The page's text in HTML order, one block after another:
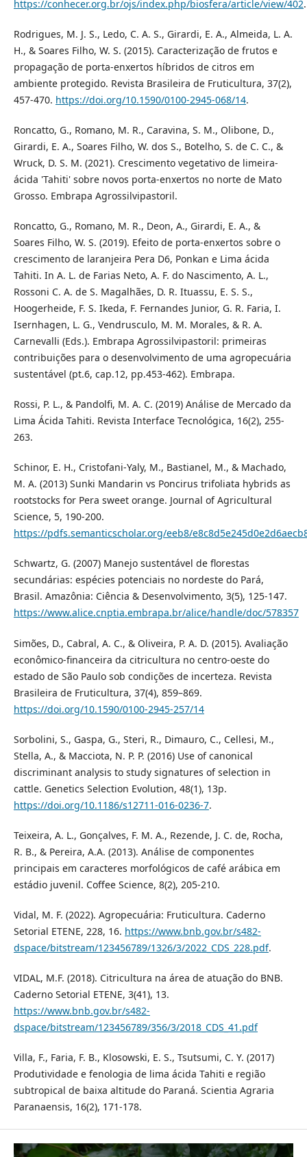
https://conhecer.org.br/ojs/index.php/biosfera/article/view/402.
Rodrigues, M. J. S., Ledo, C. A. S., Girardi, E. A., Almeida, L. A.
H., & Soares Filho, W. S. (2015). Caracterização de frutos e
propagação de porta-enxertos híbridos de citros em
ambiente protegido. Revista Brasileira de Fruticultura, 37(2),
457-470. https://doi.org/10.1590/0100-2945-068/14.
Roncatto, G., Romano, M. R., Caravina, S. M., Olibone, D.,
Girardi, E. A., Soares Filho, W. dos S., Botelho, S. de C. C., &
Wruck, D. S. M. (2021). Crescimento vegetativo de limeira-
ácida 'Tahiti' sobre novos porta-enxertos no norte de Mato
Grosso. Embrapa Agrossilvipastoril.
Roncatto, G., Romano, M. R., Deon, A., Girardi, E. A., &
Soares Filho, W. S. (2019). Efeito de porta-enxertos sobre o
crescimento de laranjeira Pera D6, Ponkan e Lima ácida
Tahiti. In A. L. de Farias Neto, A. F. do Nascimento, A. L.,
Rossoni C. A. de S. Magalhães, D. R. Ituassu, E. S. S.,
Hoogerheide, F. S. Ikeda, F. Fernandes Junior, G. R. Faria, I.
Isernhagen, L. G., Vendrusculo, M. M. Morales, & R. A.
Carnevalli (Eds.). Embrapa Agrossilvipastoril: primeiras
contribuições para o desenvolvimento de uma agropecuária
sustentável (pt.6, cap.12, pp.453-462). Embrapa.
Rossi, P. L., & Pandolfi, M. A. C. (2019) Análise de Mercado da
Lima Ácida Tahiti. Revista Interface Tecnológica, 16(2), 255-
263.
Schinor, E. H., Cristofani-Yaly, M., Bastianel, M., & Machado,
M. A. (2013) Sunki Mandarin vs Poncirus trifoliata hybrids as
rootstocks for Pera sweet orange. Journal of Agricultural
Science, 5, 190-200.
https://pdfs.semanticscholar.org/eeb8/
Schwartz, G. (2007) Manejo sustentável de florestas
secundárias: espécies potenciais no nordeste do Pará,
Brasil. Amazônia: Ciência & Desenvolvimento, 3(5), 125-147.
https://www.alice.cnptia.embrapa.br/alice/handle/doc/578357
Simões, D., Cabral, A. C., & Oliveira, P. A. D. (2015). Avaliação
econômico-financeira da citricultura no centro-oeste do
estado de São Paulo sob condições de incerteza. Revista
Brasileira de Fruticultura, 37(4), 859–869.
https://doi.org/10.1590/0100-2945-257/14
Sorbolini, S., Gaspa, G., Steri, R., Dimauro, C., Cellesi, M.,
Stella, A., & Macciota, N. P. P. (2016) Use of canonical
discriminant analysis to study signatures of selection in
cattle. Genetics Selection Evolution, 48(1), 13p.
https://doi.org/10.1186/s12711-016-0236-7.
Teixeira, A. L., Gonçalves, F. M. A., Rezende, J. C. de, Rocha,
R. B., & Pereira, A.A. (2013). Análise de componentes
principais em caracteres morfológicos de café arábica em
estádio juvenil. Coffee Science, 8(2), 205-210.
Vidal, M. F. (2022). Agropecuária: Fruticultura. Caderno
Setorial ETENE, 228, 16. https://www.bnb.gov.br/s482-
dspace/bitstream/123456789/1326/3/2022_CDS_228.pdf.
VIDAL, M.F. (2018). Citricultura na área de atuação do BNB.
Caderno Setorial ETENE, 3(41), 13.
https://www.bnb.gov.br/s482-
dspace/bitstream/123456789/356/3/2018_CDS_41.pdf
Villa, F., Faria, F. B., Klosowski, E. S., Tsutsumi, C. Y. (2017)
Produtividade e fenologia de lima ácida Tahiti e região
subtropical de baixa altitude do Paraná. Scientia Agraria
Paranaensis, 16(2), 171-178.